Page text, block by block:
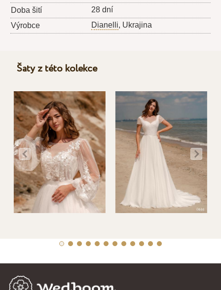
Doba šití
28 dní
Výrobce
Dianelli, Ukrajina
Šaty z této kolekce